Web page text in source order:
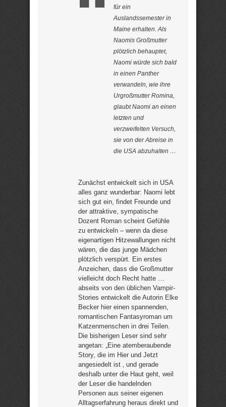
für ein
Auslandssemester in
Maine erhalten. Als
Naomis Großmutter
plötzlich behauptet,
Naomi würde sich bald
in einen Panther
verwandeln, wie ihre
Urgroßmutter Romina,
glaubt Naomi an einen
letzten und
verzweifelten Versuch,
sie von der Abreise in
die USA abzuhalten …
Zunächst entwickelt sich in USA
alles ganz wunderbar: Naomi lebt
sich gut ein, findet Freunde und
der attraktive, sympatische
Dozent Roman scheint Gefühle
zu entwickeln – wenn da diese
eigenartigen Hitzewallungen nicht
wären, die das junge Mädchen
plötzlich verspürt. Ein erstes
Anzeichen, dass die Großmutter
vielleicht doch Recht hatte …
abseits von den üblichen Vampir-
Stories entwickelt die Autorin Elke
Becker hier einen spannenden,
romantischen Fantasyroman um
Katzenmenschen in drei Teilen.
Die bisherigen Leser sind sehr
angetan: „Eine atemberaubende
Story, die im Hier und Jetzt
angesiedelt ist ‚ und gerade
deshalb unter die Haut geht, weil
der Leser die handelnden
Personen aus seiner eigenen
Alltagserfahrung heraus direkt und